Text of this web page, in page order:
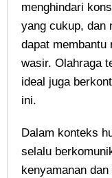
menghindari
yang cukup, dan
dapat membantu
wasir. Olahraga
ideal juga
ini.
Dalam konteks
selalu
kenyamanan